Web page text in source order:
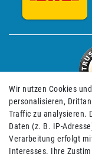
Impressum
Wir nutzen Cookies
personalisieren,
Traffic zu analysieren.
Daten (z. B. IP-
Verarbeitung erfolgt
Interesses. Ihre